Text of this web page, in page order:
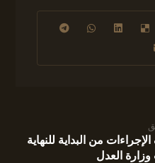
من البداية للنهاية
العدل